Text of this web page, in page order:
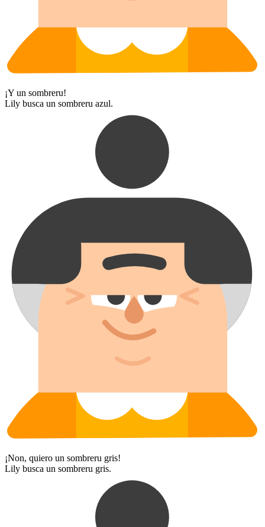
¡Y un sombreru!
Lily busca un sombreru azul.
¡Non, quiero un sombreru gris!
Lily busca un sombreru gris.